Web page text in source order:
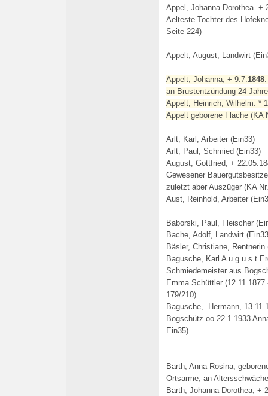
Appel, Johanna Dorothea. +
Aelteste Tochter des
Seite 224)
Appelt, August, Landwirt
Appelt, Johanna, + 9.7.1848
an Brustentzündung 24
Appelt, Heinrich, Wilhelm. *
Appelt geborene Flache (KA
Arlt, Karl, Arbeiter (Ein33)
Arlt, Paul, Schmied (Ein33)
August, Gottfried, +
Gewesener
zuletzt aber Auszüger (KA
Aust, Reinhold, Arbeiter
Baborski, Paul, Fleischer
Bache, Adolf, Landwirt
Bäsler, Christiane, Rentnerin
Bagusche, Karl A u g u s t
Schmiedemeister aus
Emma Schüttler
179/210)
Bagusche, Hermann,
Bogschütz oo 22.1.1933
Ein35)
Barth, Anna Rosina,
Ortsarme, an
Barth, Johanna Dorothea, +